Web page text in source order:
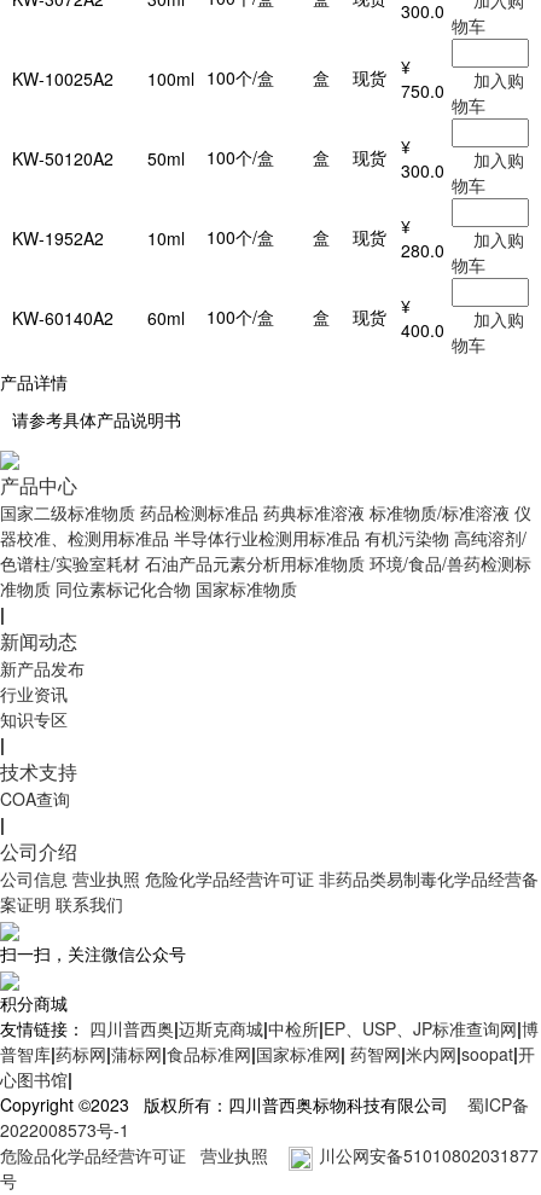
300.0
物车
KW-10025A2 100ml 100个/盒 盒 现货 ¥
750.0
加入购
物车
KW-50120A2 50ml 100个/盒 盒 现货 ¥
300.0
加入购
物车
KW-1952A2 10ml 100个/盒 盒 现货 ¥
280.0
加入购
物车
KW-60140A2 60ml 100个/盒 盒 现货 ¥
400.0
加入购
物车
产品详情
请参考具体产品说明书
产品中心
国家二级标准物质 药品检测标准品 药典标准溶液 标准物质/标准溶液 仪
器校准、检测用标准品 半导体行业检测用标准品 有机污染物 高纯溶剂/
色谱柱/实验室耗材 石油产品元素分析用标准物质 环境/食品/兽药检测标
准物质 同位素标记化合物 国家标准物质
|
新闻动态
新产品发布
行业资讯
知识专区
|
技术支持
COA查询
|
公司介绍
公司信息 营业执照 危险化学品经营许可证 非药品类易制毒化学品经营备
案证明 联系我们
扫一扫，关注微信公众号
积分商城
友情链接： 四川普西奥|迈斯克商城|中检所|EP、USP、JP标准查询网|博
普智库|药标网|蒲标网|食品标准网|国家标准网| 药智网|米内网|soopat|开
心图书馆|
Copyright ©2023 版权所有：四川普西奥标物科技有限公司 蜀ICP备
2022008573号-1
危险品化学品经营许可证
营业执照
川公网安备51010802031877
号